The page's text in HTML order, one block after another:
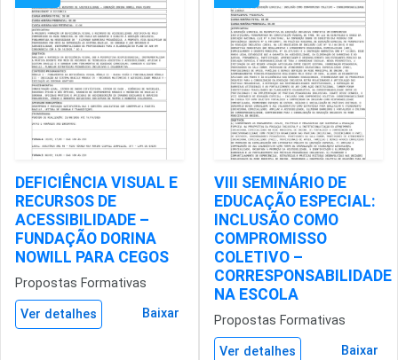
DEFICIÊNCIA VISUAL E
RECURSOS DE
ACESSIBILIDADE –
FUNDAÇÃO DORINA
NOWILL PARA CEGOS
Propostas Formativas
Ver detalhes Baixar
VIII SEMINÁRIO DE
EDUCAÇÃO ESPECIAL:
INCLUSÃO COMO
COMPROMISSO
COLETIVO –
CORRESPONSABILIDADE
NA ESCOLA
Propostas Formativas
Ver detalhes Baixar